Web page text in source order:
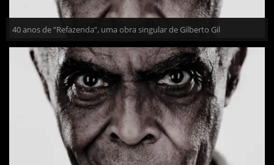
40 anos de “Refazenda”, uma obra singular de Gilberto Gil